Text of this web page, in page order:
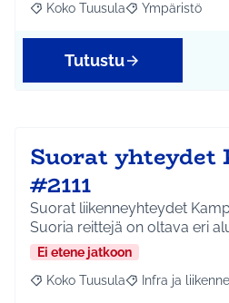
Rajaa tulokset aihepiirin mukaan:
Koko Tuusula Rajaa tulokset
Ympäristö
Tutustu
Suorat
#2111
Suorat liikenneyhteydet
Suoria reittejä on oltava eri
Ei etene jatkoon
Rajaa tulokset aihepiirin mukaan:
Koko Tuusula Rajaa tulokset
Infra ja liikenne